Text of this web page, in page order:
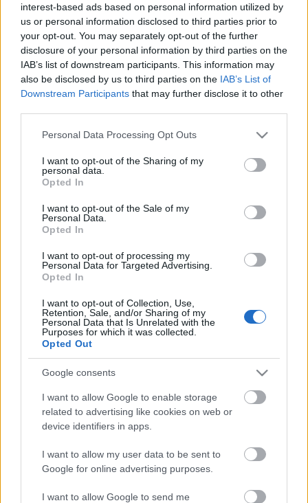
interest-based ads based on personal information utilized by
us or personal information disclosed to third parties prior to
your opt-out. You may separately opt-out of the further
disclosure of your personal information by third parties on the
IAB’s list of downstream participants. This information may
also be disclosed by us to third parties on the IAB’s List of
Downstream Participants that may further disclose it to other
Please note that this website/app uses one or more Google
not limited to your visit or usage behaviour. You may click to
grant or deny consent to Google and its third-party tags to
use your data for below specified purposes in below Google
consent section.
Personal Data Processing Opt Outs
I want to opt-out of the Sharing of my
personal data.
Opted In
I want to opt-out of the Sale of my
Personal Data.
Opted In
I want to opt-out of processing my
Personal Data for Targeted Advertising.
Opted In
I want to opt-out of Collection, Use,
Retention, Sale, and/or Sharing of my
Personal Data that Is Unrelated with the
Purposes for which it was collected.
Opted Out
Google consents
I want to allow Google to enable storage
related to advertising like cookies on web or
device identifiers in apps.
I want to allow my user data to be sent to
Google for online advertising purposes.
I want to allow Google to send me
Elképzelésem nincs, hogy hogyan jutnak el odáig
értelmes fiatal programozók, hogy ők márpedig
jobb keresőt fognak csinálni, mint a Google. Annyi
szép és érdekes és sikerrel kecsegtető területe van a
webes fejlesztéseknek, hogy az már szemet
gyönyörködtető. Miért…
Fontos-e SEO szempontból a Bing-
Yahoo térnyerés?
2009. augusztus 01.
Ugye az amerikai szakblogokon ez mostanában a
forró téma. Elsősorban azért, mert a Microsoft új
keresője, a Bing a vártnál sokkal megkapóbb lett.
Másrészt meg ugye itt van nekünk ez a Yahoo-
Microsoft deal, ami azt vetíti előre, hogy a
keresőpiacon tovább fog erősödni a Microsoft,…